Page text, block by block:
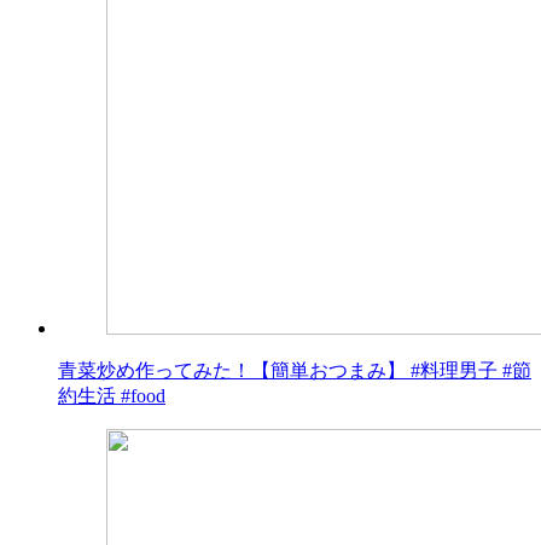
青菜炒め作ってみた！【簡単おつまみ】 #料理男子 #節
約生活 #food